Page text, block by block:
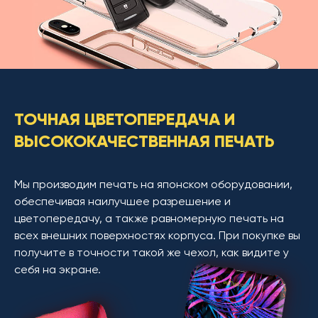
ТОЧНАЯ ЦВЕТОПЕРЕДАЧА И
ВЫСОКОКАЧЕСТВЕННАЯ ПЕЧАТЬ
Мы производим печать на японском оборудовании,
обеспечивая наилучшее разрешение и
цветопередачу, а также равномерную печать на
всех внешних поверхностях корпуса. При покупке вы
получите в точности такой же чехол, как видите у
себя на экране.